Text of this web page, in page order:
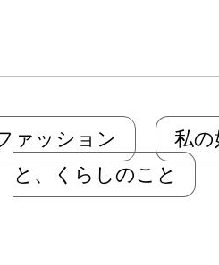
ァッション
私
と、くらしのこと